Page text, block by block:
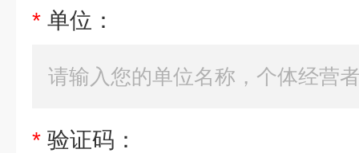
* 单位：
* 验证码：